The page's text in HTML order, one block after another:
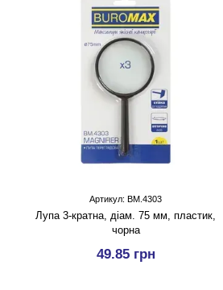
Артикул: BM.4303
Лупа 3-кратна, діам. 75 мм, пластик,
чорна
49.85 грн